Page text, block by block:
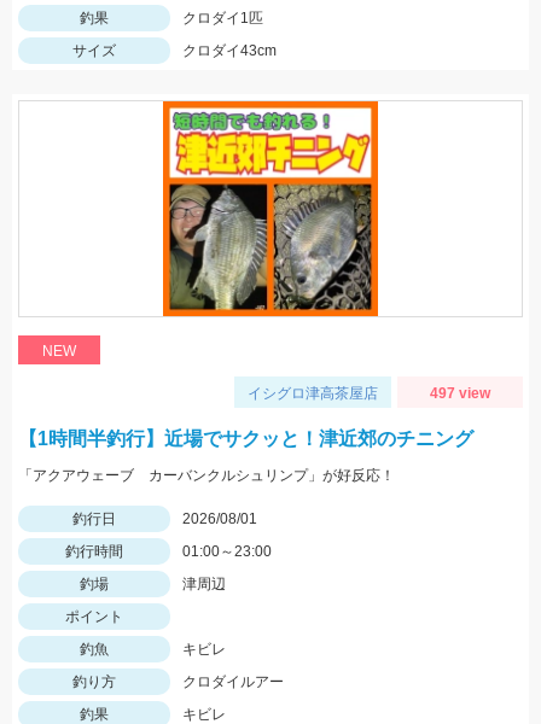
釣果
クロダイ1匹
サイズ
クロダイ43cm
NEW
イシグロ津高茶屋店 497 view
【1時間半釣行】近場でサクッと！津近郊のチニング
「アクアウェーブ カーバンクルシュリンプ」が好反応！
釣行日
2026/08/01
釣行時間
01:00～23:00
釣場
津周辺
ポイント
釣魚
キビレ
釣り方
クロダイルアー
釣果
キビレ